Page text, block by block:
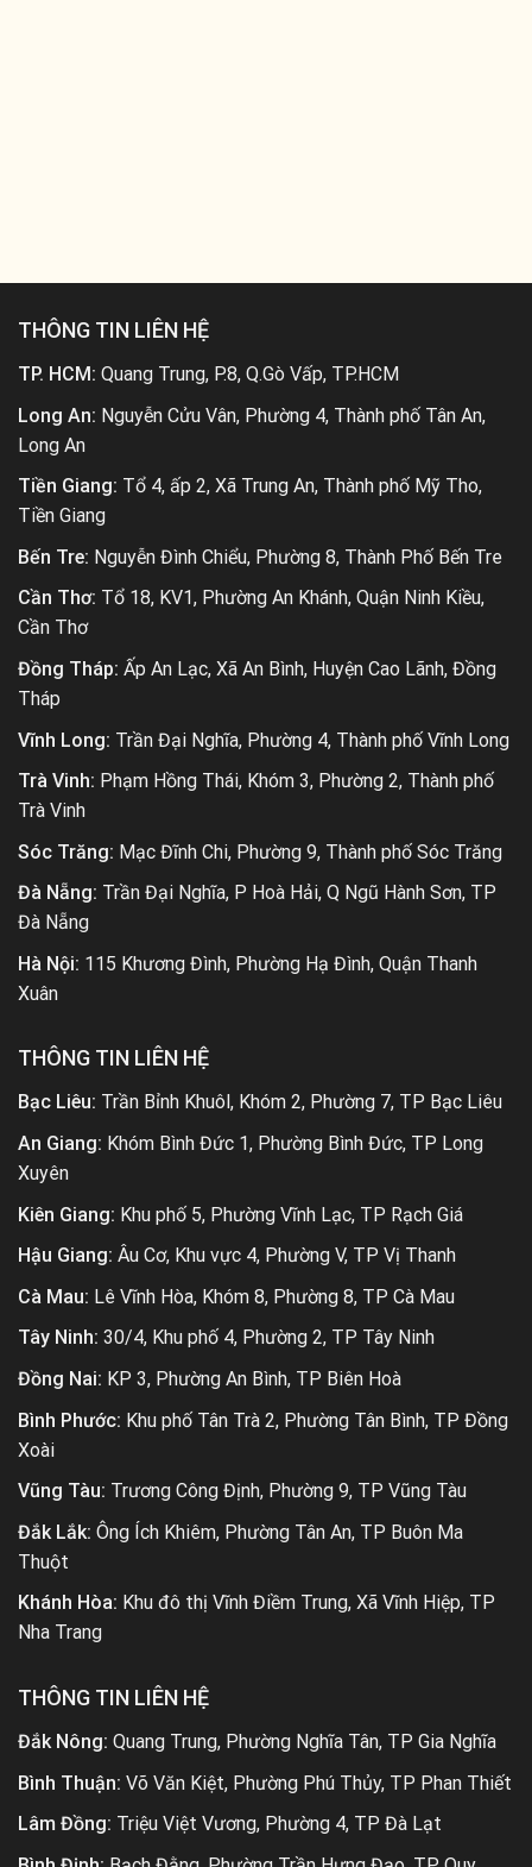
THÔNG TIN LIÊN HỆ
TP. HCM: Quang Trung, P.8, Q.Gò Vấp, TP.HCM
Long An: Nguyễn Cửu Vân, Phường 4, Thành phố Tân An,
Long An
Tiền Giang: Tổ 4, ấp 2, Xã Trung An, Thành phố Mỹ Tho,
Tiền Giang
Bến Tre: Nguyễn Đình Chiểu, Phường 8, Thành Phố Bến Tre
Cần Thơ: Tổ 18, KV1, Phường An Khánh, Quận Ninh Kiều,
Cần Thơ
Đồng Tháp: Ấp An Lạc, Xã An Bình, Huyện Cao Lãnh, Đồng
Tháp
Vĩnh Long: Trần Đại Nghĩa, Phường 4, Thành phố Vĩnh Long
Trà Vinh: Phạm Hồng Thái, Khóm 3, Phường 2, Thành phố
Trà Vinh
Sóc Trăng: Mạc Đĩnh Chi, Phường 9, Thành phố Sóc Trăng
Đà Nẵng: Trần Đại Nghĩa, P Hoà Hải, Q Ngũ Hành Sơn, TP
Đà Nẵng
Hà Nội: 115 Khương Đình, Phường Hạ Đình, Quận Thanh
Xuân
THÔNG TIN LIÊN HỆ
Bạc Liêu: Trần Bỉnh Khuôl, Khóm 2, Phường 7, TP Bạc Liêu
An Giang: Khóm Bình Đức 1, Phường Bình Đức, TP Long
Xuyên
Kiên Giang: Khu phố 5, Phường Vĩnh Lạc, TP Rạch Giá
Hậu Giang: Âu Cơ, Khu vực 4, Phường V, TP Vị Thanh
Cà Mau: Lê Vĩnh Hòa, Khóm 8, Phường 8, TP Cà Mau
Tây Ninh: 30/4, Khu phố 4, Phường 2, TP Tây Ninh
Đồng Nai: KP 3, Phường An Bình, TP Biên Hoà
Bình Phước: Khu phố Tân Trà 2, Phường Tân Bình, TP Đồng
Xoài
Vũng Tàu: Trương Công Định, Phường 9, TP Vũng Tàu
Đắk Lắk: Ông Ích Khiêm, Phường Tân An, TP Buôn Ma
Thuột
Khánh Hòa: Khu đô thị Vĩnh Điềm Trung, Xã Vĩnh Hiệp, TP
Nha Trang
THÔNG TIN LIÊN HỆ
Đắk Nông: Quang Trung, Phường Nghĩa Tân, TP Gia Nghĩa
Bình Thuận: Võ Văn Kiệt, Phường Phú Thủy, TP Phan Thiết
Lâm Đồng: Triệu Việt Vương, Phường 4, TP Đà Lạt